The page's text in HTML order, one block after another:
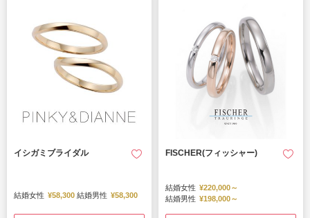
イシガミブライダル
結婚女性 ¥58,300 結婚男性 ¥58,300
FISCHER(フィッシャー)
結婚女性 ¥220,000～
結婚男性 ¥198,000～